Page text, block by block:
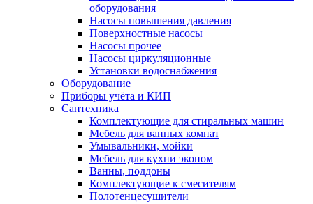
оборудования
Насосы повышения давления
Поверхностные насосы
Насосы прочее
Насосы циркуляционные
Установки водоснабжения
Оборудование
Приборы учёта и КИП
Сантехника
Комплектующие для стиральных машин
Мебель для ванных комнат
Умывальники, мойки
Мебель для кухни эконом
Ванны, поддоны
Комплектующие к смесителям
Полотенцесушители